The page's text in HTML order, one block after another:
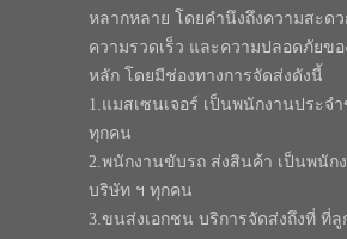
หลากหลาย โดยคำนึงถึงความสะด
ความรวดเร็ว และความปลอดภัยข
หลัก โดยมีช่องทางการจัดส่งดังนี้
1.แมสเซนเจอร์ เป็นพนักงานประจ
ทุกคน
2.พนักงานขับรถ ส่งสินค้า เป็นพนัก
บริษัท ฯ ทุกคน
3.ขนส่งเอกชน บริการจัดส่งถึงที่ ที่ลู